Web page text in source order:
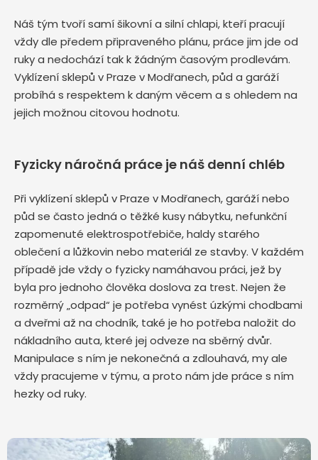
Náš tým tvoří samí šikovní a silní chlapi, kteří pracují
vždy dle předem připraveného plánu, práce jim jde od
ruky a nedochází tak k žádným časovým prodlevám.
Vyklízení sklepů v Praze v Modřanech, půd a garáží
probíhá s respektem k daným věcem a s ohledem na
jejich možnou citovou hodnotu.
Fyzicky náročná práce je náš denní chléb
Při vyklízení sklepů v Praze v Modřanech, garáží nebo
půd se často jedná o těžké kusy nábytku, nefunkční
zapomenuté elektrospotřebiče, haldy starého
oblečení a lůžkovin nebo materiál ze stavby. V každém
případě jde vždy o fyzicky namáhavou práci, jež by
byla pro jednoho člověka doslova za trest. Nejen že
rozměrný „odpad“ je potřeba vynést úzkými chodbami
a dveřmi až na chodník, také je ho potřeba naložit do
nákladního auta, které jej odveze na sběrný dvůr.
Manipulace s ním je nekonečná a zdlouhavá, my ale
vždy pracujeme v týmu, a proto nám jde práce s ním
hezky od ruky.